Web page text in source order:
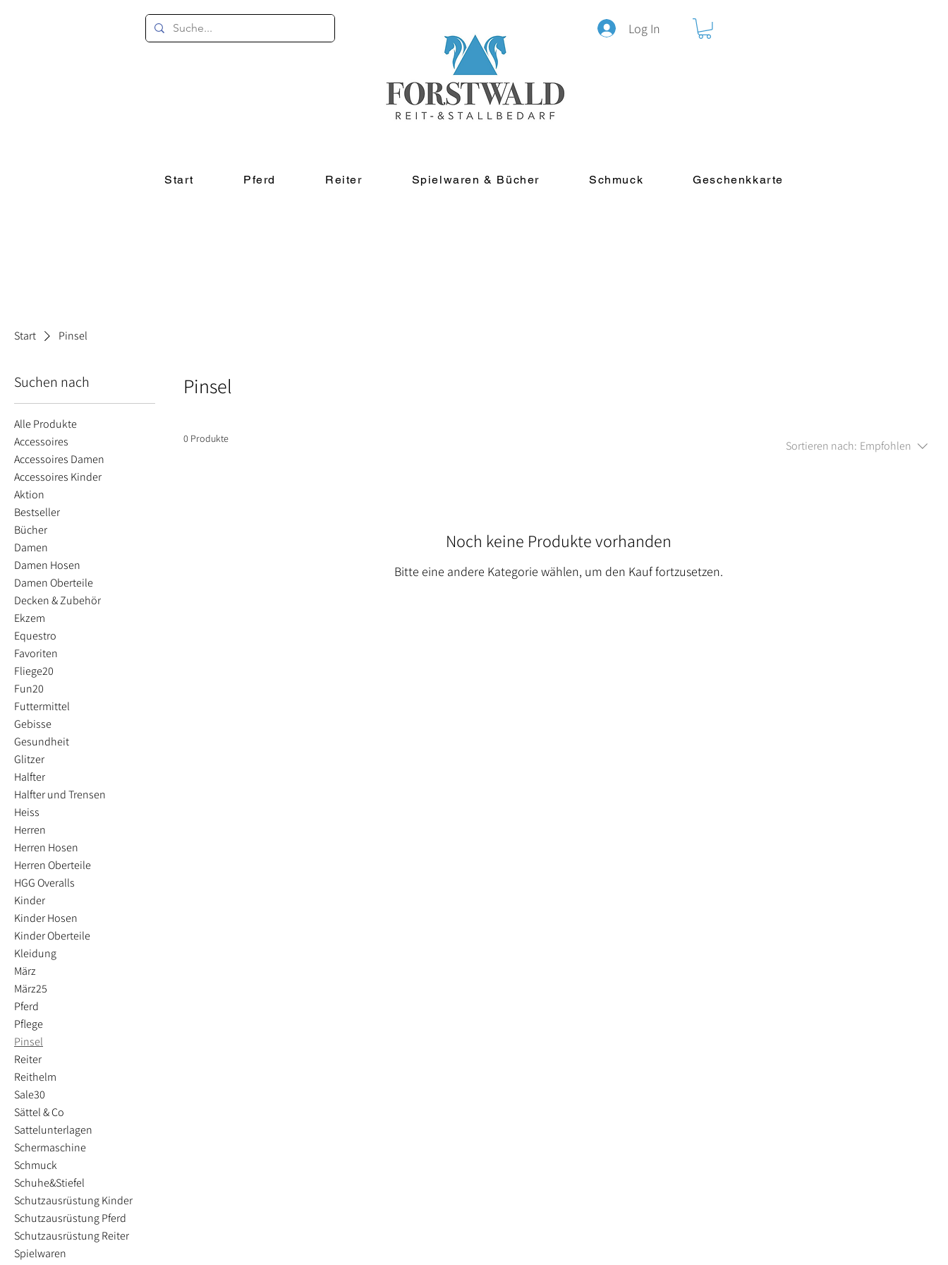
Log In
Start Pferd Reiter Spielwaren & Bücher Schmuck Geschenkkarte
Start Pinsel
Suchen nach
Alle Produkte
Accessoires
Accessoires Damen
Accessoires Kinder
Aktion
Bestseller
Bücher
Damen
Damen Hosen
Damen Oberteile
Decken & Zubehör
Ekzem
Equestro
Favoriten
Fliege20
Fun20
Futtermittel
Gebisse
Gesundheit
Glitzer
Halfter
Halfter und Trensen
Heiss
Herren
Herren Hosen
Herren Oberteile
HGG Overalls
Kinder
Kinder Hosen
Kinder Oberteile
Kleidung
März
März25
Pferd
Pflege
Pinsel
Reiter
Reithelm
Sale30
Sättel & Co
Sattelunterlagen
Schermaschine
Schmuck
Schuhe&Stiefel
Schutzausrüstung Kinder
Schutzausrüstung Pferd
Schutzausrüstung Reiter
Spielwaren
Pinsel
0 Produkte Sortieren nach: Empfohlen
Noch keine Produkte vorhanden
Bitte eine andere Kategorie wählen, um den Kauf fortzusetzen.